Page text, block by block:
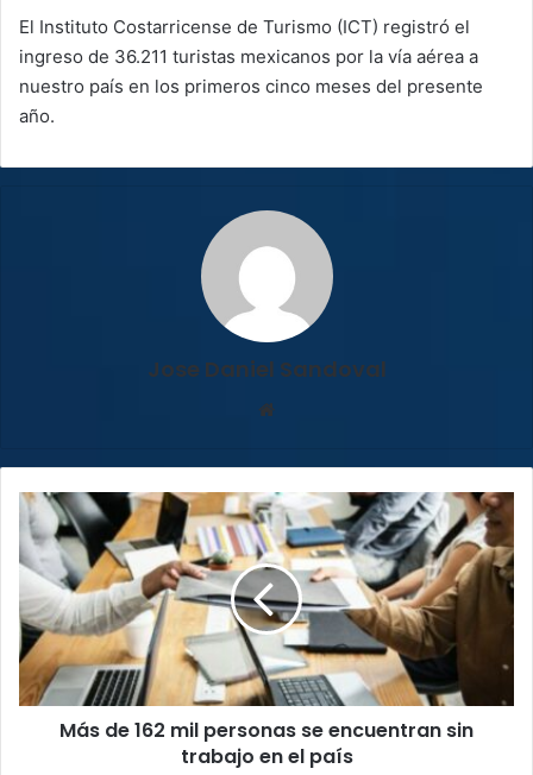
El Instituto Costarricense de Turismo (ICT) registró el
ingreso de 36.211 turistas mexicanos por la vía aérea a
nuestro país en los primeros cinco meses del presente
año.
Jose Daniel Sandoval
Más
de
162
mil
personas
se
encuentran
sin
trabajo
Más de 162 mil personas se encuentran sin
trabajo en el país